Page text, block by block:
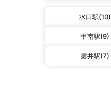
水口駅(10)
甲南駅(9)
雲井駅(7)